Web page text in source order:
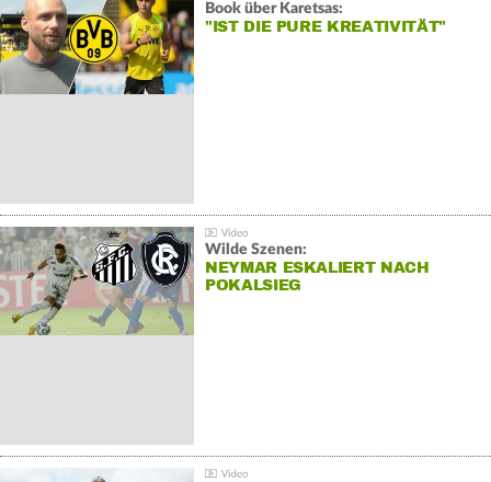
Book über Karetsas:
"IST DIE PURE KREATIVITÄT"
Wilde Szenen:
NEYMAR ESKALIERT NACH
POKALSIEG